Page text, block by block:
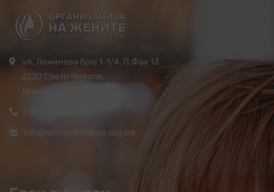
ул. Ленинова број 1-1/4, П.Фах 13
2220 Свети Николе,
Македонија
info@womsvetinikole.org.mk